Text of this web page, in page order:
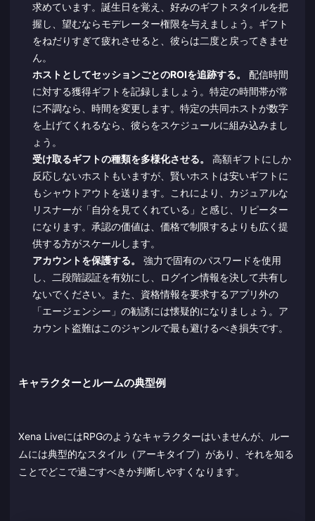
求めています。誕生日を覚え、好みのギフトスタイルを把
握し、望むならモデレーター権限を与えましょう。ギフト
をねだりすぎて疲れさせると、彼らは二度と戻ってきませ
ん。
ホストとしてセッションごとのROIを追跡する。
配信時間
に対する獲得ギフトを記録しましょう。特定の時間帯が常
に不調なら、時間を変更します。特定の共同ホストが数字
を上げてくれるなら、彼らをスケジュールに組み込みまし
ょう。
受け取るギフトの種類を多様化させる。
高額ギフトにしか
反応しないホストもいますが、賢いホストは安いギフトに
もシャウトアウトを送ります。これにより、カジュアルな
リスナーが「自分を見てくれている」と感じ、リピーター
になります。承認の価値は、価格で制限するよりも広く提
供する方がスケールします。
アカウントを保護する。
強力で固有のパスワードを使用
し、二段階認証を有効にし、ログイン情報を決して共有し
ないでください。また、資格情報を要求するアプリ外の
「エージェンシー」の勧誘には懐疑的になりましょう。ア
カウント盗難はこのジャンルで最も避けるべき損失です。
キャラクターとルームの典型例
Xena LiveにはRPGのようなキャラクターはいませんが、ルー
ムには典型的なスタイル（アーキタイプ）があり、それを知る
ことでどこで過ごすべきか判断しやすくなります。